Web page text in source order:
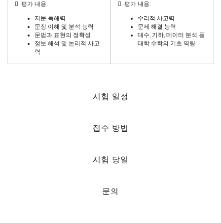
시험 일정
접수 방법
시험 당일
문의
 평가 내용:
지문 독해력
문장 이해 및 분석 능력
문법과 표현의 정확성
정보 해석 및 논리적 사고
력
 평가 내용:
수리적 사고력
문제 해결 능력
대수, 기하, 데이터 분석 등
대학 수학의 기초 역량